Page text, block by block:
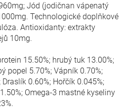
Jód (jodičnan vápenatý
Technologické doplňkové
Antioxidanty: extrakty
10mg.
15.50%; hrubý tuk 13.00%;
popel 5.70%; Vápník 0.70%;
0.60%; Hořčík 0.045%;
Omega-3 mastné kyseliny